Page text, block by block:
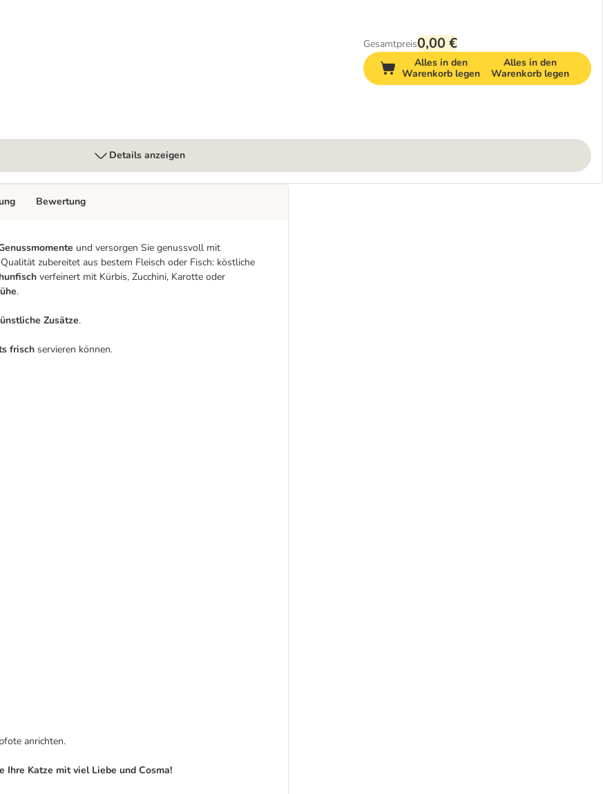
Gesamtpreis0,00 €
Alles in den
Warenkorb legen
Alles in den
Warenkorb legen
Details anzeigen
und versorgen Sie genussvoll mit
zubereitet aus bestem Fleisch oder Fisch: köstliche
verfeinert mit Kürbis, Zucchini, Karotte oder
.
Zusätze.
frisch servieren können.
anrichten.
Ihre Katze mit viel Liebe und Cosma!
Bewertung